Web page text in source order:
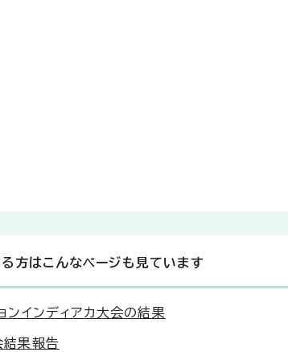
方はこんなページも見ています
ンインディアカ大会の結果
結果報告